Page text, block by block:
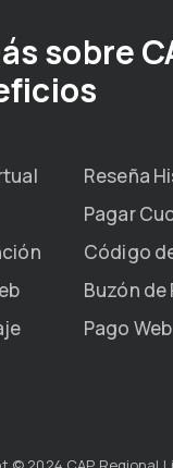
sobre
Reseña
Pagar
Código
Buzón de
Pago Web